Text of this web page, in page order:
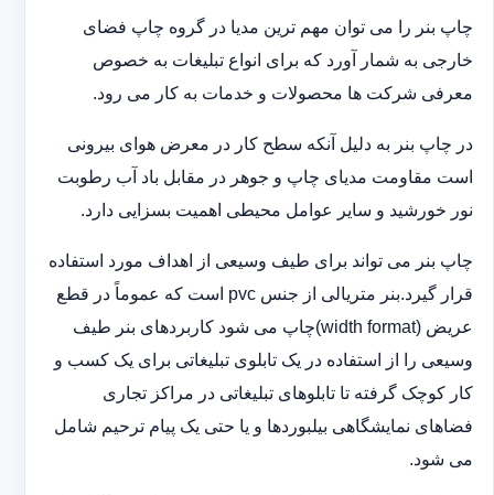
چاپ بنر را می توان مهم ترین مدیا در گروه چاپ فضای
خارجی به شمار آورد که برای انواع تبلیغات به خصوص
معرفی شرکت ها محصولات و خدمات به کار می رود.
در چاپ بنر به دلیل آنکه سطح کار در معرض هوای بیرونی
است مقاومت مدیای چاپ و جوهر در مقابل باد آب رطوبت
نور خورشید و سایر عوامل محیطی اهمیت بسزایی دارد.
چاپ بنر می تواند برای طیف وسیعی از اهداف مورد استفاده
قرار گیرد.بنر متریالی از جنس pvc است که عموماً در قطع
عریض (width format)چاپ می شود کاربردهای بنر طیف
وسیعی را از استفاده در یک تابلوی تبلیغاتی برای یک کسب و
کار کوچک گرفته تا تابلوهای تبلیغاتی در مراکز تجاری
فضاهای نمایشگاهی بیلبوردها و یا حتی یک پیام ترحیم شامل
می شود.